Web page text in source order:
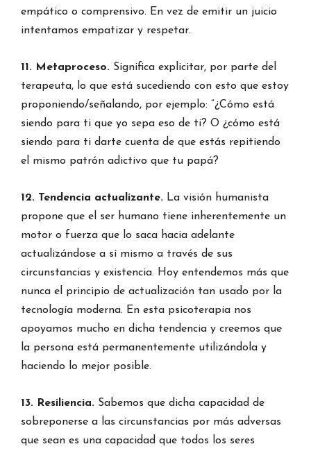
empático o comprensivo. En vez de emitir un juicio
intentamos empatizar y respetar.
11. Metaproceso. Significa explicitar, por parte del
terapeuta, lo que está sucediendo con esto que estoy
proponiendo/señalando, por ejemplo: “¿Cómo está
siendo para ti que yo sepa eso de ti? O ¿cómo está
siendo para ti darte cuenta de que estás repitiendo
el mismo patrón adictivo que tu papá?
12. Tendencia actualizante. La visión humanista
propone que el ser humano tiene inherentemente un
motor o fuerza que lo saca hacia adelante
actualizándose a sí mismo a través de sus
circunstancias y existencia. Hoy entendemos más que
nunca el principio de actualización tan usado por la
tecnología moderna. En esta psicoterapia nos
apoyamos mucho en dicha tendencia y creemos que
la persona está permanentemente utilizándola y
haciendo lo mejor posible.
13. Resiliencia. Sabemos que dicha capacidad de
sobreponerse a las circunstancias por más adversas
que sean es una capacidad que todos los seres